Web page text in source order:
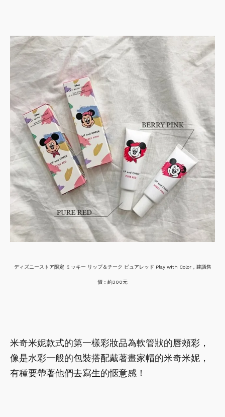
ディズニーストア限定 ミッキー リップ＆チーク ピュアレッド Play with Color，建議售
價：約300元
米奇米妮款式的第一樣彩妝品為軟管狀的唇頰彩，
像是水彩一般的包裝搭配戴著畫家帽的米奇米妮，
有種要帶著他們去寫生的愜意感！